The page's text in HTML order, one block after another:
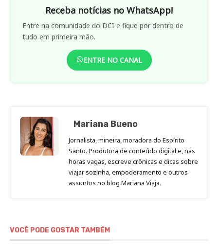
Receba notícias no WhatsApp!
Entre na comunidade do DCI e fique por dentro de
tudo em primeira mão.
ENTRE NO CANAL
Mariana Bueno
Jornalista, mineira, moradora do Espírito
Santo. Produtora de conteúdo digital e, nas
horas vagas, escreve crônicas e dicas sobre
viajar sozinha, empoderamento e outros
assuntos no blog Mariana Viaja.
VOCÊ PODE GOSTAR TAMBÉM